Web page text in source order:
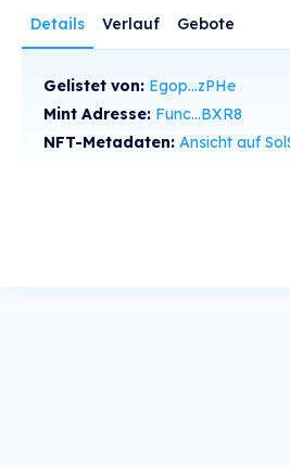
Details Verlauf Gebote
Gelistet von: Egop...zPHe
Mint Adresse: Func...BXR8
NFT-Metadaten: Ansicht auf